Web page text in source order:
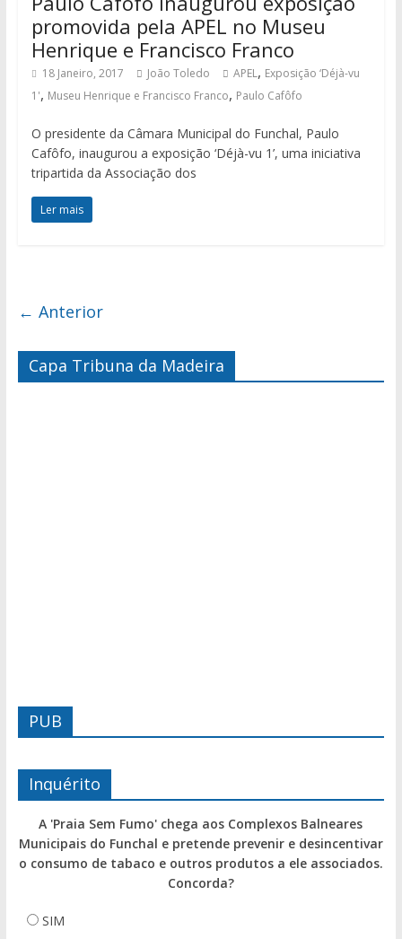
promovida pela APEL no Museu
Henrique e Francisco Franco
18 Janeiro, 2017 João Toledo APEL, Exposição ‘Déjà-vu
1', Museu Henrique e Francisco Franco, Paulo Cafôfo
O presidente da Câmara Municipal do Funchal, Paulo
Cafôfo, inaugurou a exposição ‘Déjà-vu 1’, uma iniciativa
tripartida da Associação dos
Ler mais
← Anterior
Capa Tribuna da Madeira
PUB
Inquérito
A 'Praia Sem Fumo' chega aos Complexos Balneares
Municipais do Funchal e pretende prevenir e desincentivar
o consumo de tabaco e outros produtos a ele associados.
Concorda?
SIM